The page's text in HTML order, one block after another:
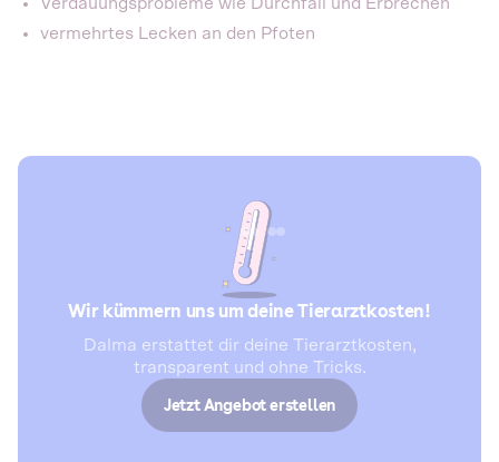
vermehrtes Lecken an den Pfoten
Wir kümmern uns um deine Tierarztkosten!
Dalma erstattet dir deine Tierarztkosten,
transparent und ohne Tricks.
Jetzt Angebot erstellen